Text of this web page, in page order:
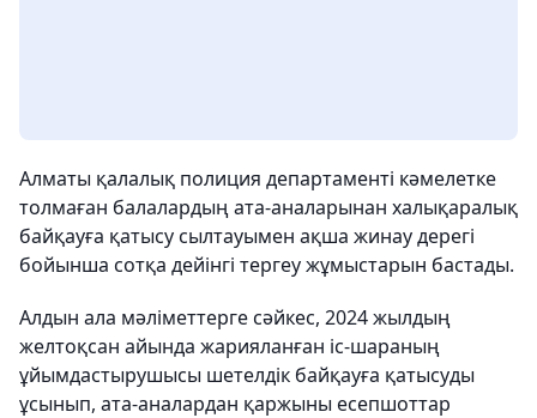
Алматы қалалық полиция департаменті кәмелетке
толмаған балалардың ата-аналарынан халықаралық
байқауға қатысу сылтауымен ақша жинау дерегі
бойынша сотқа дейінгі тергеу жұмыстарын бастады.
Алдын ала мәліметтерге сәйкес, 2024 жылдың
желтоқсан айында жарияланған іс-шараның
ұйымдастырушысы шетелдік байқауға қатысуды
ұсынып, ата-аналардан қаржыны есепшоттар